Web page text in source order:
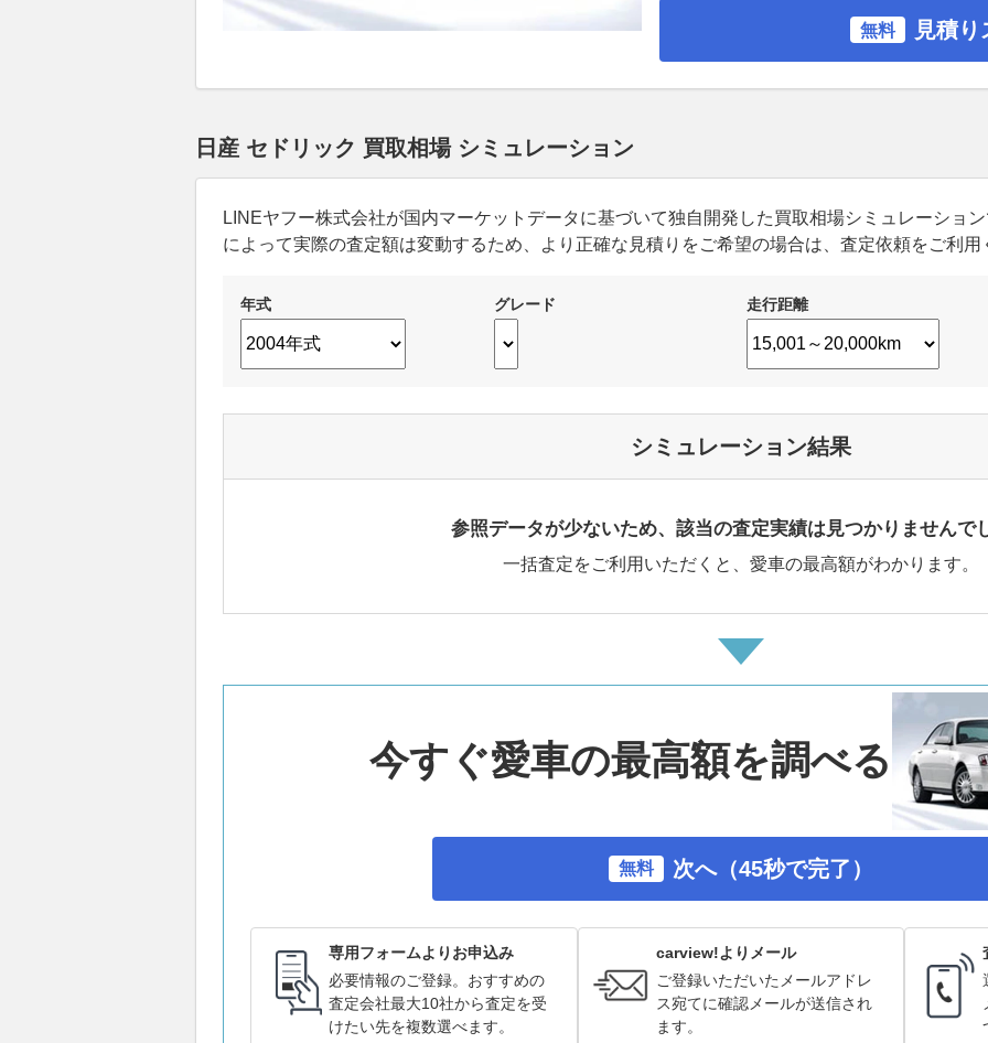
無料 見積
日産 セドリック 買取相場 シミュレーション
LINEヤフー株式会社が国内マーケットデータに基づいて独自開発した買取相場シミュレーショ
によって実際の査定額は変動するため、より正確な見積りをご希望の場合は、査定依頼をご利用
年式 グレード 走行距離
シミュレーション結果
参照データが少ないため、該当の査定実績は見つかりませんで
一括査定をご利用いただくと、愛車の最高額がわかります。
今すぐ愛車の最高額を調べる
無料 次へ（45秒で完了）
専用フォームよりお申込み
必要情報のご登録。おすすめの
査定会社最大10社から査定を受
けたい先を複数選べます。
carview!よりメール
ご登録いただいたメールアドレ
ス宛てに確認メールが送信され
ます。